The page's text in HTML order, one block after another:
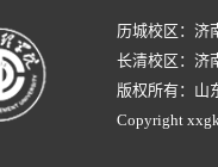
历城校区：
长清校区：
版权所有：山
Copyright